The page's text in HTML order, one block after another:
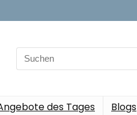
Search
for:
des Tages Blogs